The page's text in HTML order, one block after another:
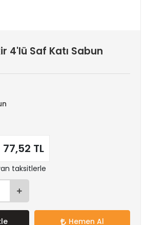
4'lü Saf Katı Sabun
77,52 TL
taksitlerle
Hemen Al